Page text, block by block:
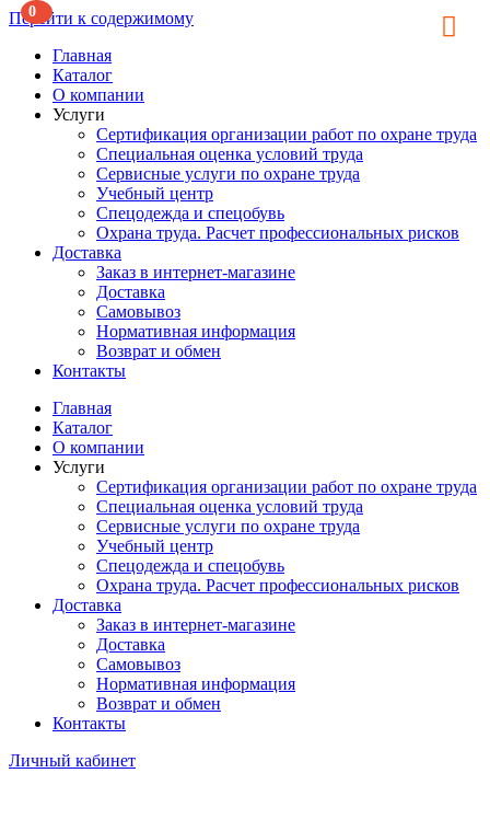
Перейти к содержимому
Главная
Каталог
О компании
Услуги
Сертификация организации работ по охране труда
Специальная оценка условий труда
Сервисные услуги по охране труда
Учебный центр
Спецодежда и спецобувь
Охрана труда. Расчет профессиональных рисков
Доставка
Заказ в интернет-магазине
Доставка
Самовывоз
Нормативная информация
Возврат и обмен
Контакты
Главная
Каталог
О компании
Услуги
Сертификация организации работ по охране труда
Специальная оценка условий труда
Сервисные услуги по охране труда
Учебный центр
Спецодежда и спецобувь
Охрана труда. Расчет профессиональных рисков
Доставка
Заказ в интернет-магазине
Доставка
Самовывоз
Нормативная информация
Возврат и обмен
Контакты
Личный кабинет
0